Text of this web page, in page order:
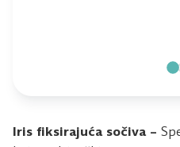
Iris fiksirajuća sočiva –